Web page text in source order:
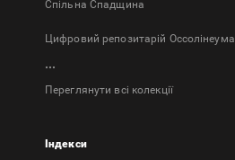
Спільна Спадщина
Цифровий репозитарій Оссолінеума
...
Переглянути всі колекції
Індекси